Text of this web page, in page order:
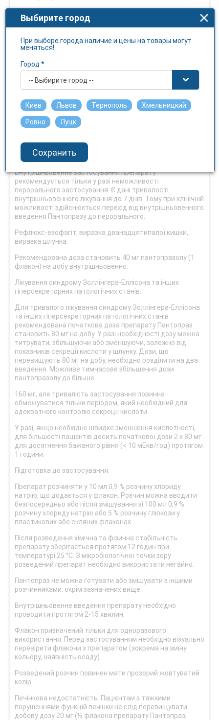
Показання
Виразка дванадцятипалої кишки.
Виразка шлунка.
гіперсекреторні патологічні стани.
Протипоказання
Підвищена чутливість до активної речовини, похідних
бензимідазолу та будь-якого компонента препарату.
Спосіб застосування та дози
Препарат застосовувати дорослим за призначенням та
під безпосереднім наглядом лікаря.
Внутрішньовенне застосування препарату
рекомендується тільки у разі неможливості
перорального застосування. Є дані тривалості
внутрішньовенного лікування до 7 днів. Тому при клінічній
можливості здійснюється перехід від внутрішньовенного
введення Пантопразу до перорального.
Рефлюкс-езофагіт, виразка дванадцятипалої кишки,
виразка шлунка.
Рекомендована доза становить 40 мг пантопразолу (1
флакон) на добу внутрішньовенно.
Лікування синдрому Золлінгера-Еллісона та інших
гіперсекреторних патологічних станів.
Для тривалого лікування синдрому Золлінгера-Еллісона
та інших гіперсекреторних патологічних станів
рекомендована початкова доза препарату Пантопраз
становить 80 мг на добу. У разі необхідності дозу можна
титрувати, збільшуючи або зменшуючи, залежно від
показників секреції кислоти у шлунку. Дози, що
перевищують 80 мг на добу, необхідно розділити на два
введення. Можливе тимчасове збільшення дози
пантопразолу до більше
160 мг, але тривалість застосування повинна
обмежуватися тільки періодом, який необхідний для
адекватного контролю секреції кислоти.
У разі, якщо необхідне швидке зменшення кислотності,
для більшості пацієнтів досить початкової дози 2 х 80 мг
для досягнення бажаного рівня (< 10 мЕкв/год) протягом
1 години.
Підготовка до застосування.
Препарат розчиняти у 10 мл 0,9 % розчину хлориду
натрію, що додається у флакон. Розчин можна вводити
безпосередньо або після змішування зі 100 мл 0,9 %
розчину хлориду натрію або 5 % розчину глюкози у
пластикових або скляних флаконах.
Після розведення хімічна та фізична стабільність
препарату зберігається протягом 12 годин при
температурі 25 °C. З мікробіологічної точки зору
розведений препарат необхідно використати негайно.
Пантопраз не можна готувати або змішувати з іншими
розчинниками, окрім зазначених вище.
Внутрішньовенне введення препарату необхідно
проводити протягом 2-15 хвилин.
Флакон призначений тільки для одноразового
використання. Перед застосуванням необхідно візуально
перевірити флакони з препаратом (зокрема на зміну
кольору, наявність осаду).
Розведений розчин повинен мати прозорий жовтуватий
колір.
Печінкова недостатність. Пацієнтам з тяжкими
порушеннями функцій печінки не слід перевищувати
добову дозу 20 мг (½ флакона препарату Пантопраз,
Выбирите город
При выборе города наличие и цены на товары могут
меняться!
Город *
-- Выбирите город --
Киев Львов Тернополь Хмельницкий
Ровно Луцк
Сохранить